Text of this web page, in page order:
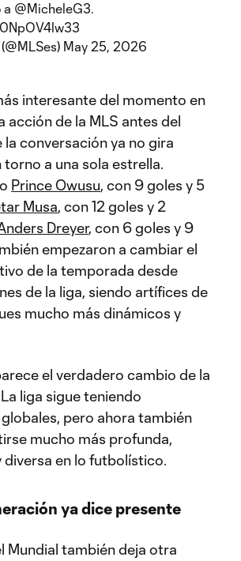
a @MicheleG3.
May 25, 2026
interesante del momento en
acción de la MLS antes del
la conversación ya no gira
torno a una sola estrella.
Prince Owusu, con 9 goles y 5
Musa, con 12 goles y 2
Dreyer, con 6 goles y 9
empezaron a cambiar el
de la temporada desde
de la liga, siendo artífices de
mucho más dinámicos y
el verdadero cambio de la
liga sigue teniendo
pero ahora también
mucho más profunda,
diversa en lo futbolístico.
ya dice presente
Mundial también deja otra